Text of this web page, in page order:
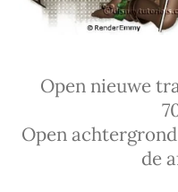
Open nieuwe
Open
de